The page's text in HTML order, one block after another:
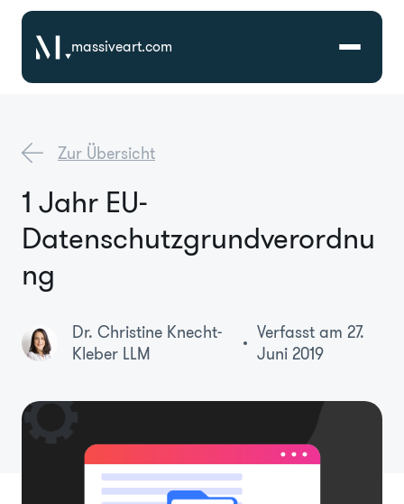
massiveart.com
Referenzen
Branchen
Karriere
Über Uns
Zur Übersicht
1 Jahr EU-
Datenschutzgrundverordnu
ng
Dr. Christine Knecht-
Kleber LLM
Verfasst am 27.
Juni 2019